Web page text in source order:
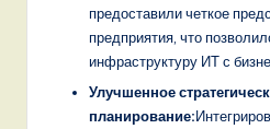
предоставили четкое
предприятия, что
инфраструктуру ИТ с
Улучшенное
планирование: